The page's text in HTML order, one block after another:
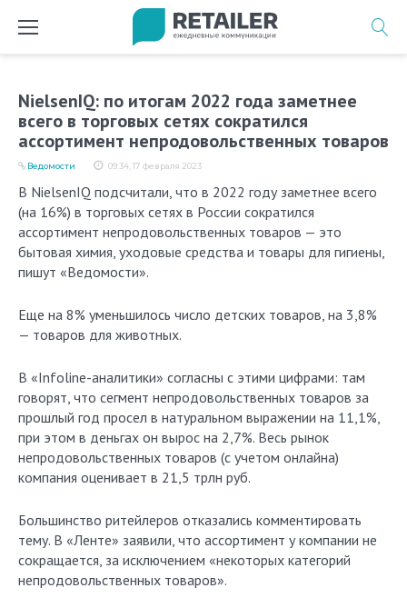
NielsenIQ: по итогам 2022 года заметнее
всего в торговых сетях сократился
ассортимент непродовольственных товаров
09:34, 17 февраля 2023
Ведомости
В NielsenIQ подсчитали, что в 2022 году заметнее всего
(на 16%) в торговых сетях в России сократился
ассортимент непродовольственных товаров — это
бытовая химия, уходовые средства и товары для гигиены,
пишут «Ведомости».
Еще на 8% уменьшилось число детских товаров, на 3,8%
— товаров для животных.
В «Infoline-аналитики» согласны с этими цифрами: там
говорят, что сегмент непродовольственных товаров за
прошлый год просел в натуральном выражении на 11,1%,
при этом в деньгах он вырос на 2,7%. Весь рынок
непродовольственных товаров (с учетом онлайна)
компания оценивает в 21,5 трлн руб.
Большинство ритейлеров отказались комментировать
тему. В «Ленте» заявили, что ассортимент у компании не
сокращается, за исключением «некоторых категорий
непродовольственных товаров».